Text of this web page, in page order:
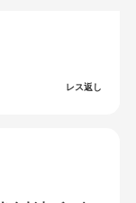
レス返し